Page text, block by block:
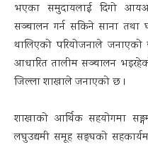
भएका समुदायलाई दिगो
सञ्चालन गर्न सकिने साना तथा
थालिएको परियोजनाले
आधारित तालीम सञ्चालन
जिल्ला शाखाले जनाएको छ ।
शाखाको आर्थिक सहयोगमा
लघुउद्यमी समूह सङ्घको